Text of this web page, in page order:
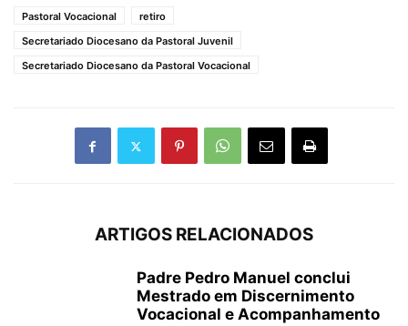
Pastoral Vocacional
retiro
Secretariado Diocesano da Pastoral Juvenil
Secretariado Diocesano da Pastoral Vocacional
ARTIGOS RELACIONADOS
Padre Pedro Manuel conclui
Mestrado em Discernimento
Vocacional e Acompanhamento